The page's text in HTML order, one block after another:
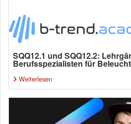
SQQ12.1 und SQQ12.2:
Berufsspezialisten für
Weiterlesen